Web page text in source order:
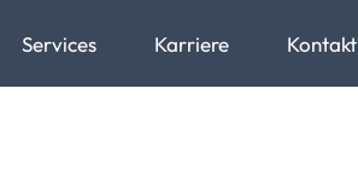
Services Karriere Kontakt